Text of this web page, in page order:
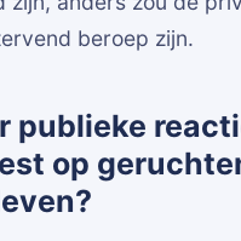
beroep zijn.
publieke
op